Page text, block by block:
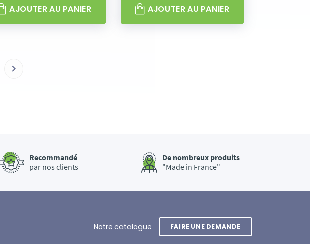
AJOUTER AU PANIER AJOUTER AU PANIER

Recommandé
par nos clients
De nombreux produits
"Made in France"
Notre catalogue FAIRE UNE DEMANDE